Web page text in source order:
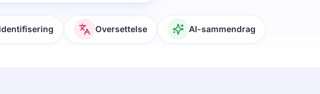
Oversettelse AI-sammendrag